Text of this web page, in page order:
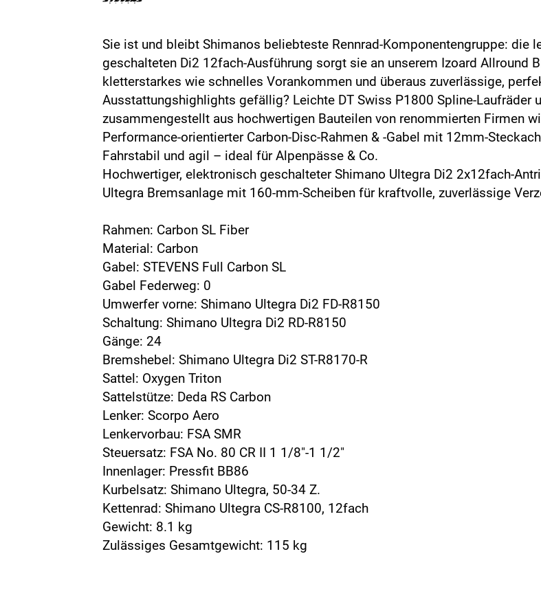
Sie ist und bleibt Shimanos beliebteste Rennrad-Komponentengruppe: die
geschalteten Di2 12fach-Ausführung sorgt sie an unserem Izoard Allround
kletterstarkes wie schnelles Vorankommen und überaus zuverlässige,
Ausstattungshighlights gefällig? Leichte DT Swiss P1800 Spline-Laufräder
zusammengestellt aus hochwertigen Bauteilen von renommierten Firmen
Performance-orientierter Carbon-Disc-Rahmen & -Gabel mit 12mm-
Fahrstabil und agil – ideal für Alpenpässe & Co.
Hochwertiger, elektronisch geschalteter Shimano Ultegra Di2 2x12fach-
Ultegra Bremsanlage mit 160-mm-Scheiben für kraftvolle, zuverlässige
Rahmen: Carbon SL Fiber
Material: Carbon
Gabel: STEVENS Full Carbon SL
Gabel Federweg: 0
Umwerfer vorne: Shimano Ultegra Di2 FD-R8150
Schaltung: Shimano Ultegra Di2 RD-R8150
Gänge: 24
Bremshebel: Shimano Ultegra Di2 ST-R8170-R
Sattel: Oxygen Triton
Sattelstütze: Deda RS Carbon
Lenker: Scorpo Aero
Lenkervorbau: FSA SMR
Steuersatz: FSA No. 80 CR II 1 1/8"-1 1/2"
Innenlager: Pressfit BB86
Kurbelsatz: Shimano Ultegra, 50-34 Z.
Kettenrad: Shimano Ultegra CS-R8100, 12fach
Gewicht: 8.1 kg
Zulässiges Gesamtgewicht: 115 kg